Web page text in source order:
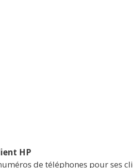
HP
de téléphones pour ses